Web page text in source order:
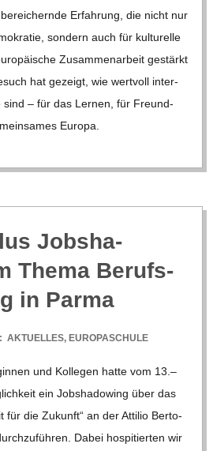
Erfah­rung, die nicht nur
son­dern auch für kul­tu­relle
Zusam­men­ar­beit gestärkt
hat gezeigt, wie wert­voll inter­
sind – für das Ler­nen, für Freund­
Europa.
Job­sha­
Thema Berufs­
in Parma
AKTUELLES, EUROPASCHULE
und Kol­le­gen hatte vom 13.–
ein Job­sha­dowing über das
für die Zukunft“ an der Atti­lio Ber­to­
Dabei hos­pi­tier­ten wir